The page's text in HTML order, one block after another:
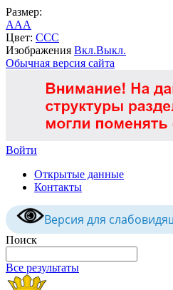
Размер:
AAA
Цвет: CCC
Изображения Вкл.Выкл.
Обычная версия сайта
Войти
Открытые данные
Контакты
Версия для
Поиск
Все результаты